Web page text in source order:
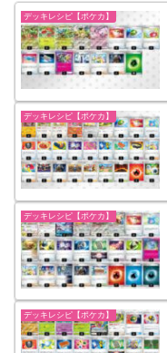
デッキレシピ【ポケカ】
デッキレシピ【ポケカ】
デッキレシピ【ポケカ】
デッキレシピ【ポケカ】